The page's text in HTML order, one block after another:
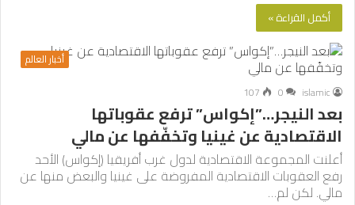
أكمل القراءة »
أخبار العالم
islamic
0
107
بعد النيجر…”إكواس” ترفع عقوباتها
الاقتصادية عن غينيا وتخفّفها عن مالي
أعلنت المجموعة الاقتصادية لدول غرب أفريقيا (إكواس) الأحد
رفع العقوبات الاقتصادية المفروضة على غينيا والبعض منها عن
مالي. لكن لم…